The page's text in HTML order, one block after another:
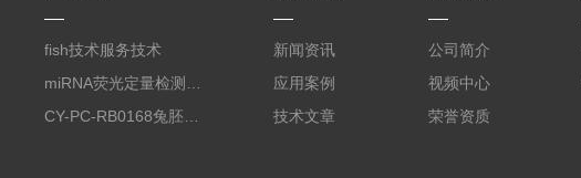
fish技术服务技术
新闻资讯
应用案例
技术文章
公司简介
视频中心
荣誉资质